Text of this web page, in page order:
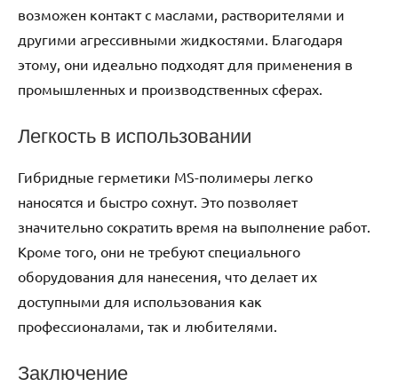
возможен контакт с маслами, растворителями и
другими агрессивными жидкостями. Благодаря
этому, они идеально подходят для применения в
промышленных и производственных сферах.
Легкость в использовании
Гибридные герметики MS-полимеры легко
наносятся и быстро сохнут. Это позволяет
значительно сократить время на выполнение работ.
Кроме того, они не требуют специального
оборудования для нанесения, что делает их
доступными для использования как
профессионалами, так и любителями.
Заключение